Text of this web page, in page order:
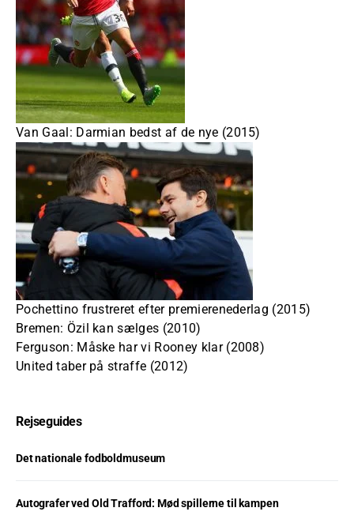
Van Gaal: Darmian bedst af de nye (2015)
Pochettino frustreret efter premierenederlag (2015)
Bremen: Özil kan sælges (2010)
Ferguson: Måske har vi Rooney klar (2008)
United taber på straffe (2012)
Rejseguides
Det nationale fodboldmuseum
Autografer ved Old Trafford: Mød spillerne til kampen